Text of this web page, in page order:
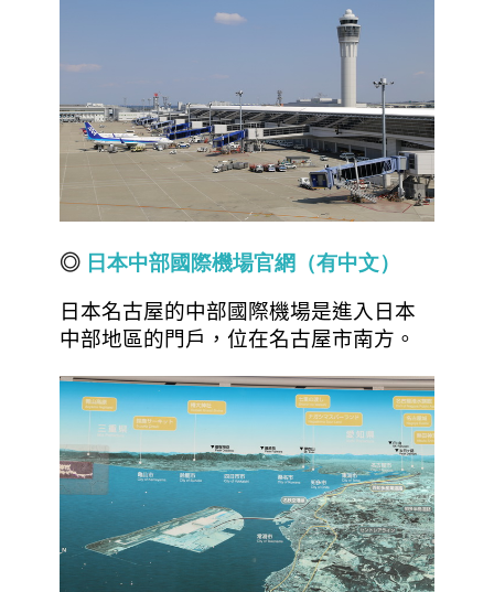
◎ 日本中部國 際機場官網（有中文）
日本名古屋的中部國際機場是進入日本
中部地區的門戶，位在名古屋市南方。